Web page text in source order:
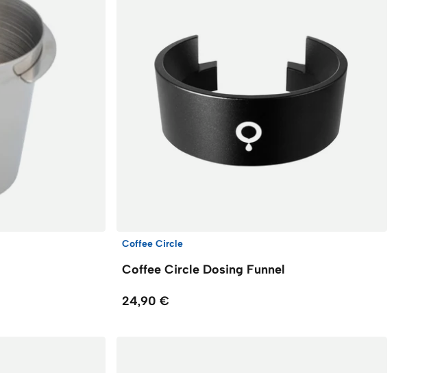
Coffee Circle
Coffee Circle Dosing Funnel
24,90 €